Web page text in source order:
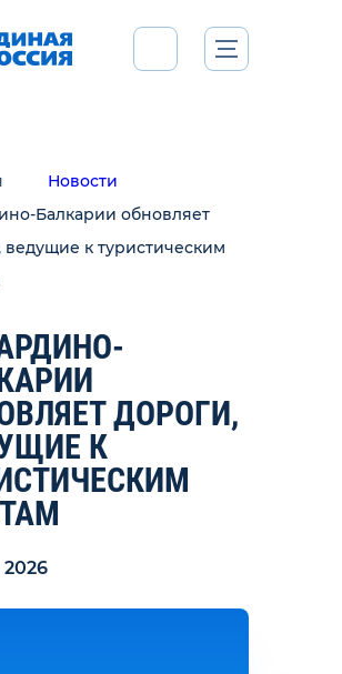
Новости
Балкарии обновляет
ведущие к туристическим
ДОРОГИ,
К